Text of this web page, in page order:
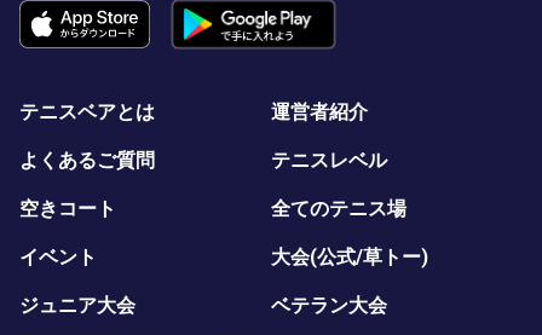
テニスベアとは 運営者紹介
よくあるご質問 テニスレベル
空きコート 全てのテニス場
イベント 大会(公式/草トー)
ジュニア大会 ベテラン大会